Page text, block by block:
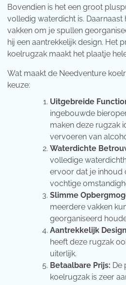
Bovendien is het een groot
volledig waterdicht is. Daarnaast
vakken om je spullen
hij een aantrekkelijk design. Het
koelrugzak maakt het plaatje
Wat maakt de Needventure
keuze:
Uitgebreide
ingebouwde
maken deze rugzak
vervoeren van
Waterdichte
volledige
ervoor dat je inhoud
vochtige
Slimme
meerdere vakken
georganiseerd
Aantrekkelijk
heeft deze rugzak
uiterlijk.
Betaalbare Prijs: De
koelrugzak is zeer